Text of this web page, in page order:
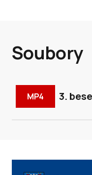
Soubory
MP4 3.